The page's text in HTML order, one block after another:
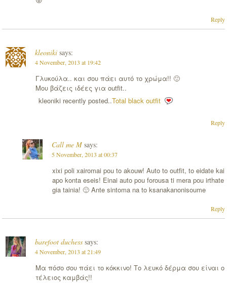
Reply
kleoniki says:
4 November, 2013 at 19:42
Γλυκούλα.. και σου πάει αυτό το χρώμα!! 🙂
Μου βάζεις ιδέες για outfit..
kleoniki recently posted..Total black outfit
Reply
Call me M says:
5 November, 2013 at 00:37
xixi poli xairomai pou to akouw! Auto to outfit, to eidate kai
apo konta eseis! Einai auto pou forousa ti mera pou irthate
gia tainia! 🙂 Ante sintoma na to ksanakanonisoume
Reply
barefoot duchess says:
4 November, 2013 at 21:49
Μα πόσο σου πάει το κόκκινο! Το λευκό δέρμα σου είναι ο
τέλειος καμβάς!!